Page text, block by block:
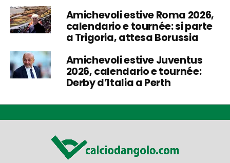
Amichevoli estive Roma 2026,
calendario e tournée: si parte
a Trigoria, attesa Borussia
Amichevoli estive Juventus
2026, calendario e tournée:
Derby d’Italia a Perth